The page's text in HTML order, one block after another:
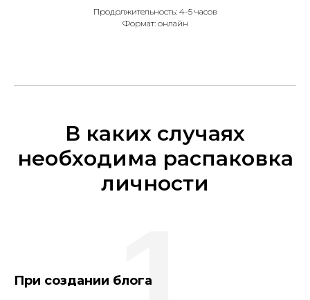
Продолжительность: 4-5 часов
Формат: онлайн
В каких случаях
необходима распаковка
личности
При создании блога